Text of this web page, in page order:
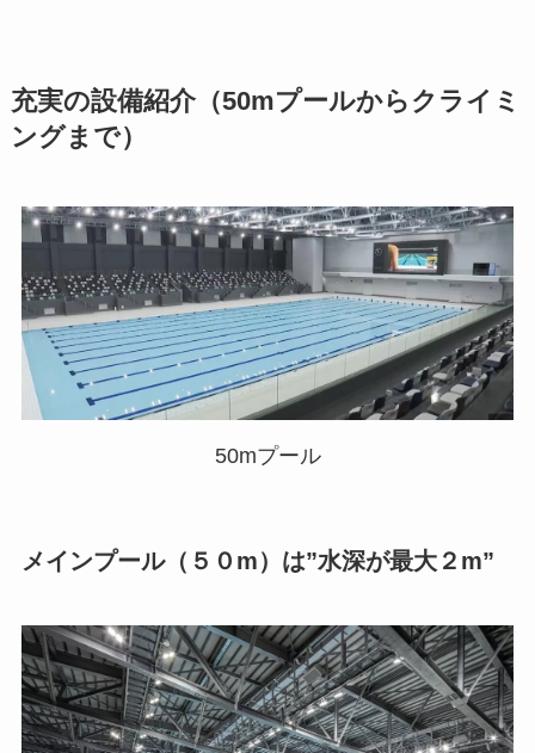
充実の設備紹介（50mプールからクライミ
ングまで）
50mプール
メインプール（５０m）は”水深が最大２m”